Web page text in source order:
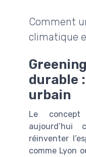
Comment
climatique
durable
urbain
Le concept
réinventer
comme Lyon